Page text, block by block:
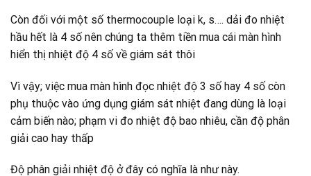
Còn đối với một số thermocouple loại k, s…. dải đo nhiệt
hầu hết là 4 số nên chúng ta thêm tiền mua cái màn hình
hiển thị nhiệt độ 4 số về giám sát thôi
Vì vậy; việc mua màn hình đọc nhiệt độ 3 số hay 4 số còn
phụ thuộc vào ứng dụng giám sát nhiệt đang dùng là loại
cảm biến nào; phạm vi đo nhiệt độ bao nhiêu, cần độ phân
giải cao hay thấp
Độ phân giải nhiệt độ ở đây có nghĩa là như này.